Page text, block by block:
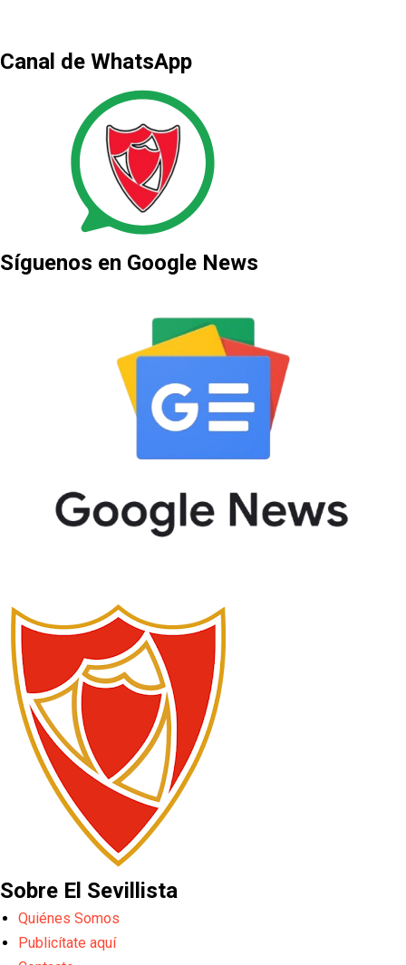
Canal de WhatsApp
Síguenos en Google News
Sobre El Sevillista
Quiénes Somos
Publicítate aquí